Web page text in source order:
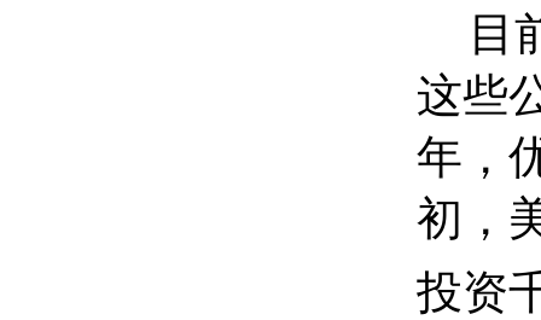
目
这些
年，
初，
投资